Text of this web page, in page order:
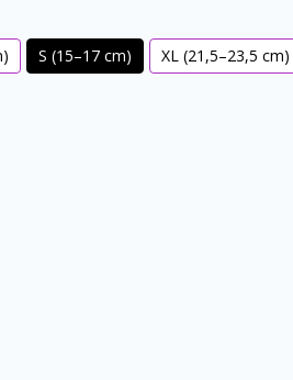
S (15–17 cm) XL (21,5–23,5 сm)